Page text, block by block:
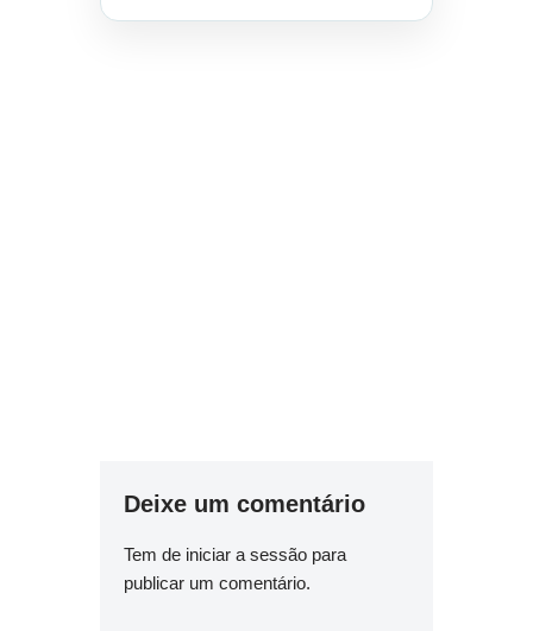
Deixe um comentário
Tem de iniciar a sessão para
publicar um comentário.